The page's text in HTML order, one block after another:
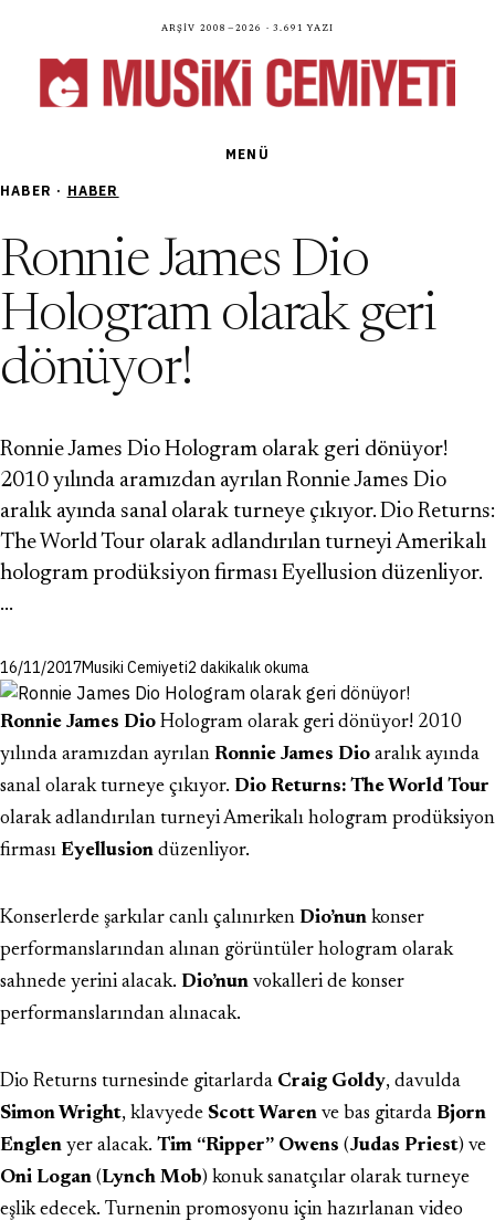
Arşiv 2008—2026 · 3.691 yazı
MENÜ
HABER · HABER
Ronnie James Dio
Hologram olarak geri
dönüyor!
Ronnie James Dio Hologram olarak geri dönüyor!
2010 yılında aramızdan ayrılan Ronnie James Dio
aralık ayında sanal olarak turneye çıkıyor. Dio Returns:
The World Tour olarak adlandırılan turneyi Amerikalı
hologram prodüksiyon firması Eyellusion düzenliyor.
…
16/11/2017Musiki Cemiyeti2 dakikalık okuma
Ronnie James Dio Hologram olarak geri dönüyor! 2010
yılında aramızdan ayrılan Ronnie James Dio aralık ayında
sanal olarak turneye çıkıyor. Dio Returns: The World Tour
olarak adlandırılan turneyi Amerikalı hologram prodüksiyon
firması Eyellusion düzenliyor.
Konserlerde şarkılar canlı çalınırken Dio’nun konser
performanslarından alınan görüntüler hologram olarak
sahnede yerini alacak. Dio’nun vokalleri de konser
performanslarından alınacak.
Dio Returns turnesinde gitarlarda Craig Goldy, davulda
Simon Wright, klavyede Scott Waren ve bas gitarda Bjorn
Englen yer alacak. Tim “Ripper” Owens (Judas Priest) ve
Oni Logan (Lynch Mob) konuk sanatçılar olarak turneye
eşlik edecek. Turnenin promosyonu için hazırlanan video